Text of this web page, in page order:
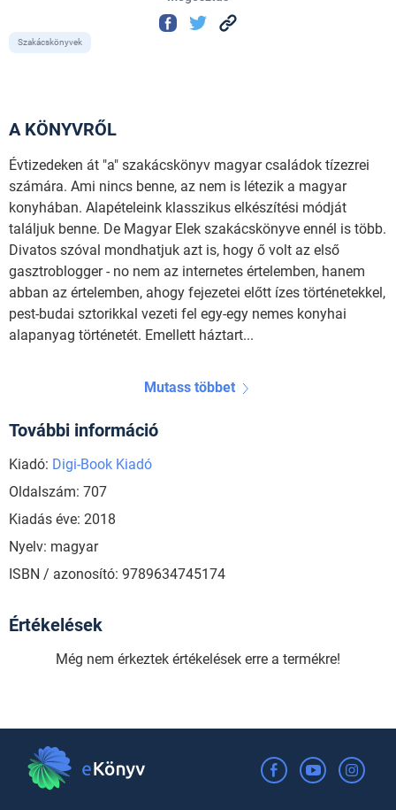
Szakácskönyvek
A KÖNYVRŐL
Évtizedeken át "a" szakácskönyv magyar családok tízezrei
számára. Ami nincs benne, az nem is létezik a magyar
konyhában. Alapételeink klasszikus elkészítési módját
találjuk benne. De Magyar Elek szakácskönyve ennél is több.
Divatos szóval mondhatjuk azt is, hogy ő volt az első
gasztroblogger - no nem az internetes értelemben, hanem
abban az értelemben, ahogy fejezetei előtt ízes történetekkel,
pest-budai sztorikkal vezeti fel egy-egy nemes konyhai
alapanyag történetét. Emellett háztart...
Mutass többet
További információ
Kiadó: Digi-Book Kiadó
Oldalszám: 707
Kiadás éve: 2018
Nyelv: magyar
ISBN / azonosító: 9789634745174
Értékelések
Még nem érkeztek értékelések erre a termékre!